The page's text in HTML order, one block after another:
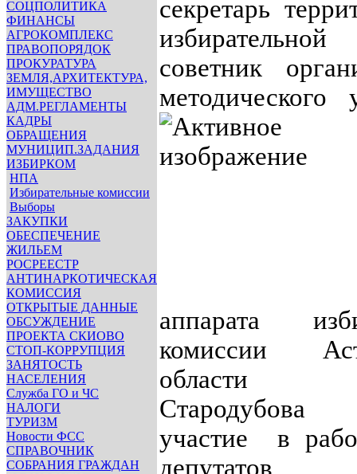
СОЦПОЛИТИКА
ФИНАНСЫ
АГРОКОМПЛЕКС
ПРАВОПОРЯДОК
ПРОКУРАТУРА
ЗЕМЛЯ,АРХИТЕКТУРА,
ИМУЩЕСТВО
АДМ.РЕГЛАМЕНТЫ
КАДРЫ
ОБРАЩЕНИЯ
МУНИЦИП.ЗАДАНИЯ
ИЗБИРКОМ
НПА
Избирательные комиссии
Выборы
ЗАКУПКИ
ОБЕСПЕЧЕНИЕ
ЖИЛЬЕМ
РОСРЕЕСТР
АНТИНАРКОТИЧЕСКАЯ
КОМИССИЯ
ОТКРЫТЫЕ ДАННЫЕ
ОБСУЖДЕНИЕ
ПРОЕКТА СКИОВО
СТОП-КОРРУПЦИЯ
ЗАНЯТОСТЬ
НАСЕЛЕНИЯ
Служба ГО и ЧС
НАЛОГИ
ТУРИЗМ
Новости ФСС
СПРАВОЧНИК
СОБРАНИЯ ГРАЖДАН
секретарь
советник
методического
аппарата
комиссии
области
Стародубова
участие
в
депутатов